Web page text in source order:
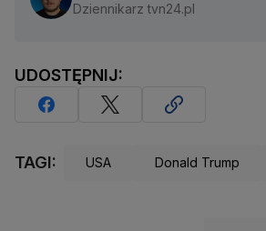
Dziennikarz tvn24.pl
UDOSTĘPNIJ:
TAGI: USA Donald Trump